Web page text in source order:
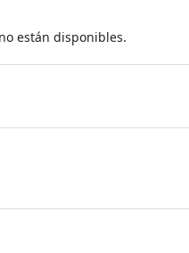
están disponibles.